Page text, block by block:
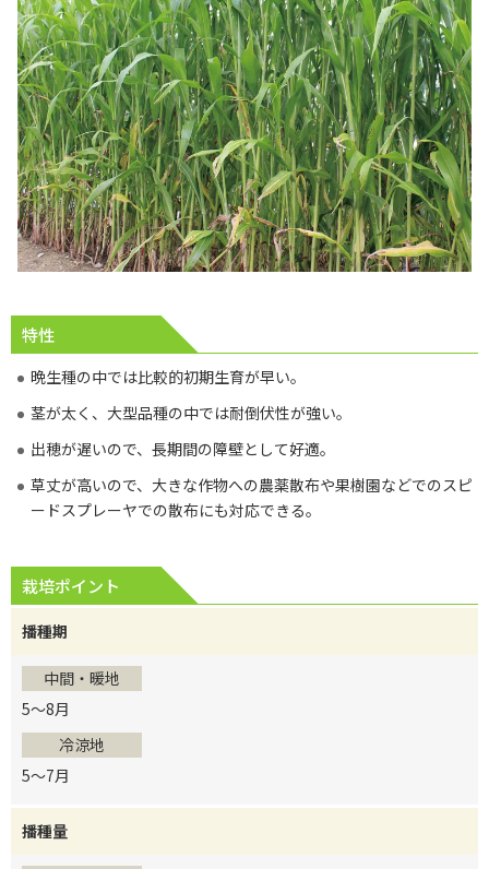
特性
晩生種の中では比較的初期生育が早い。
茎が太く、大型品種の中では耐倒伏性が強い。
出穂が遅いので、長期間の障壁として好適。
草丈が高いので、大きな作物への農薬散布や果樹園などでのスピ
ードスプレーヤでの散布にも対応できる。
栽培ポイント
播種期
中間・暖地
5～8月
冷涼地
5～7月
播種量